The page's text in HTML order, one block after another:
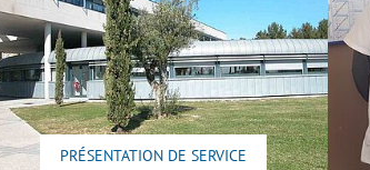
PRÉSENTATION DE SERVICE